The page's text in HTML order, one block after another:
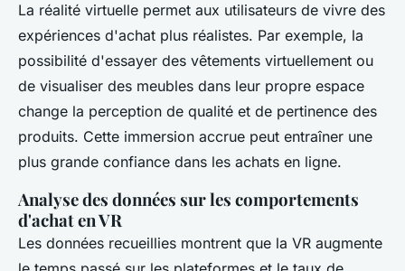
La réalité virtuelle permet aux utilisateurs de vivre des
expériences d'achat plus réalistes. Par exemple, la
possibilité d'essayer des vêtements virtuellement ou
de visualiser des meubles dans leur propre espace
change la perception de qualité et de pertinence des
produits. Cette immersion accrue peut entraîner une
plus grande confiance dans les achats en ligne.
Analyse des données sur les comportements
d'achat en VR
Les données recueillies montrent que la VR augmente